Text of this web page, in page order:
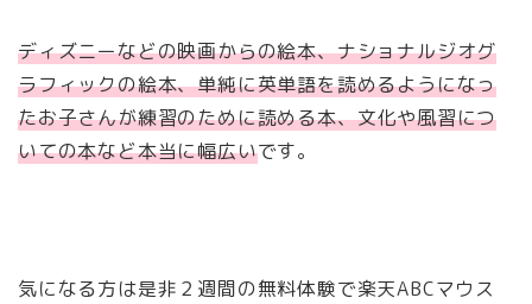
ディズニーなどの映画からの絵本、ナショナルジオグ
ラフィックの絵本、単純に英単語を読めるようになっ
たお子さんが練習のために読める本、文化や風習につ
いての本など本当に幅広いです。
気になる方は是非２週間の無料体験で楽天ABCマウス